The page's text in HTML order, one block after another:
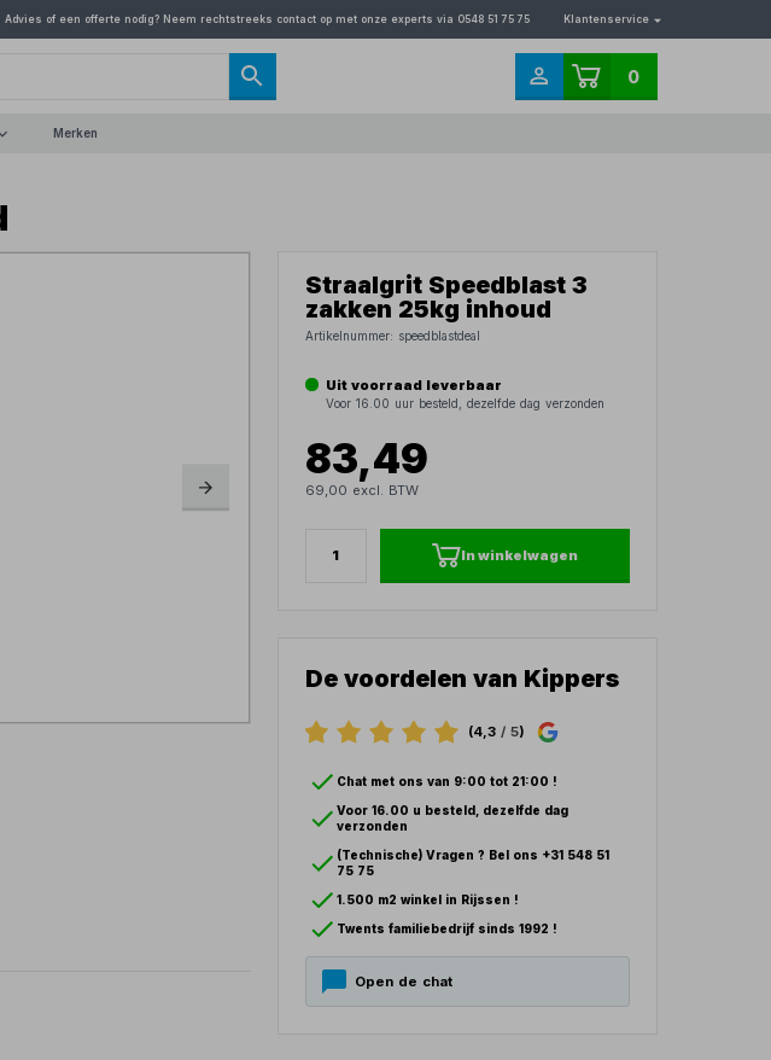
Advies of een offerte nodig? Neem rechtstreeks contact op met onze experts via 0548 51 75 75 Klantenservice
0
Merken
Straalgrit Speedblast 3
zakken 25kg inhoud
Artikelnummer: speedblastdeal
Uit voorraad leverbaar
Voor 16.00 uur besteld, dezelfde dag verzonden
83,49
69,00 excl. BTW
In winkelwagen
De voordelen van Kippers
(4,3/ 5)
Chat met ons van 9:00 tot 21:00 !
Voor 16.00 u besteld, dezelfde dag
verzonden
(Technische) Vragen ? Bel ons +31 548 51
75 75
1.500 m2 winkel in Rijssen !
Twents familiebedrijf sinds 1992 !
Open de chat